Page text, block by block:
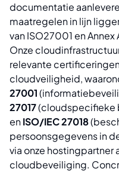
documentatie
maatregelen in lijn
van ISO27001 en Annex
Onze
relevante
cloudveiligheid,
27001
27017(cloudspecifieke
enISO/IEC 27018
persoonsgegevens in
via onze hostingpartner
cloudbeveiliging.